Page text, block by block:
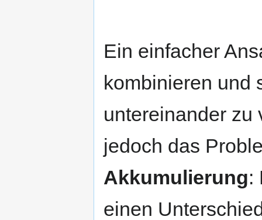
Ein einfacher
kombinieren und
untereinander zu
jedoch das
Akkumulierung:
einen